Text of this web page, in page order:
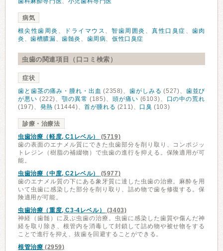
病気
根尖性歯周炎 、 ドライマウス 、智歯周囲炎 、真性口臭症 、 歯肉
炎 、歯槽膿漏、歯髄炎 、 歯周病、仮性口臭症
虫歯の関連項目（口コミ検索）
症状
歯と歯茎の痛み・腫れ・出血 (2358)、歯がしみる (527)、 歯並び
が悪い (222)、顎の異常 (185)、 頭が痛い (6103)、
口の中の荒れ
(197)、 発熱 (11444)、首が腫れる (211)、 口臭 (103)
診療・治療法
虫歯治療（軽度, C1レベル）
(5719)
歯の表面のエナメル質にできた虫歯部分を削り取り、コンポジッ
トレジン（樹脂の補綴物）で虫歯の進行を抑える。保険適用が可
能。
虫歯治療（中度, C2レベル）
(5977)
歯のエナメル質の下にある象牙質に達した虫歯の治療。麻酔を用
いて虫歯に感染した部分を削り取り、詰め物で歯を修復する。保
険適用が可能。
虫歯治療（重度, C3-4レベル）
(3403)
神経（歯髄）に及ぶ虫歯の治療。虫歯に感染した歯質や傷んだ神
経を取り除き、根管内を消毒して封鎖して詰め物や被せ物をする
ことで進行を抑え、抜歯を回避することができる。
根管治療 (2959)